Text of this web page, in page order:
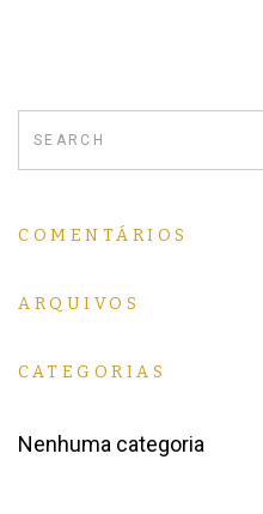
COMENTÁRIOS
ARQUIVOS
CATEGORIAS
Nenhuma categoria